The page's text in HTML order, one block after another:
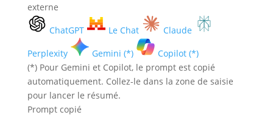
externe
ChatGPT
Le Chat
Claude
Perplexity
Gemini (*)
Copilot (*)
(*) Pour Gemini et Copilot, le prompt est copié
automatiquement. Collez-le dans la zone de saisie
pour lancer le résumé.
Prompt copié